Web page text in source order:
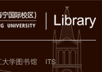
大学图书馆
ITS